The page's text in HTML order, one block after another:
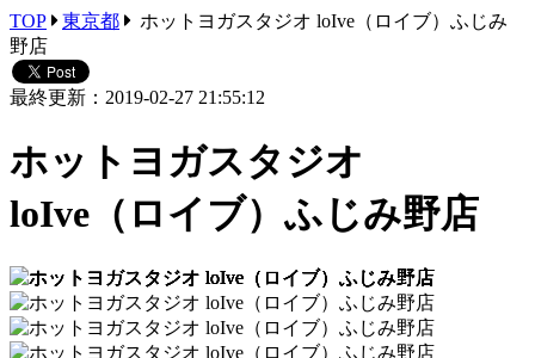
TOP 東京都
ホットヨガスタジオ loIve（ロイブ）ふじみ
野店
最終更新：2019-02-27 21:55:12
ホットヨガスタジオ
loIve（ロイブ）ふじみ野店